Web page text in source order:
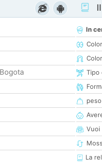
Bogota
In
Tipo
peso
Vuoi
La